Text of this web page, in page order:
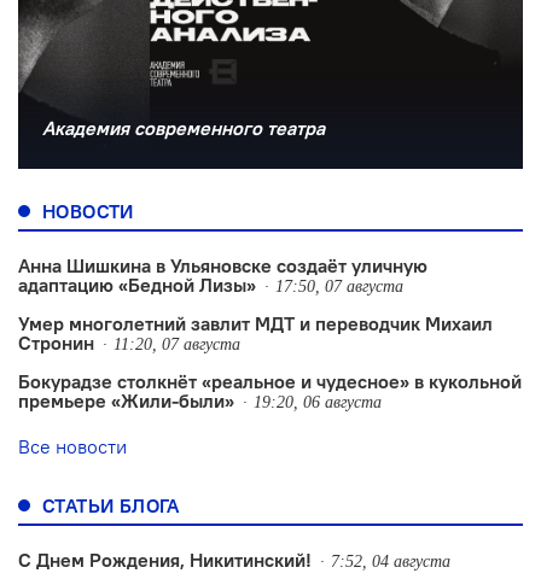
Академия современного театра
НОВОСТИ
Анна Шишкина в Ульяновске создаëт уличную
адаптацию «Бедной Лизы»
17:50, 07 августа
Умер многолетний завлит МДТ и переводчик Михаил
Стронин
11:20, 07 августа
Бокурадзе столкнëт «реальное и чудесное» в кукольной
премьере «Жили-были»
19:20, 06 августа
Все новости
СТАТЬИ БЛОГА
С Днем Рождения, Никитинский! 7:52, 04 августа